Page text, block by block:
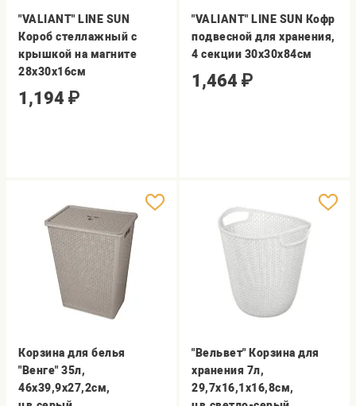
"VALIANT" LINE SUN
Короб стеллажный с
крышкой на магните
28х30х16см
1,194 ₽
"VALIANT" LINE SUN Кофр
подвесной для хранения,
4 секции 30х30х84см
1,464 ₽
Корзина для белья
"Венге" 35л,
46х39,9х27,2см,
"Вельвет" Корзина для
хранения 7л,
29,7х16,1х16,8см,